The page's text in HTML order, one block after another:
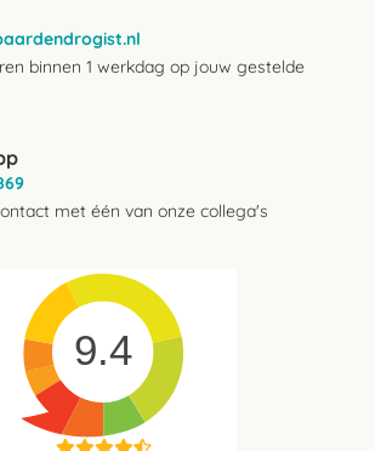
binnen 1 werkdag op jouw gestelde
met één van onze collega's
9.4